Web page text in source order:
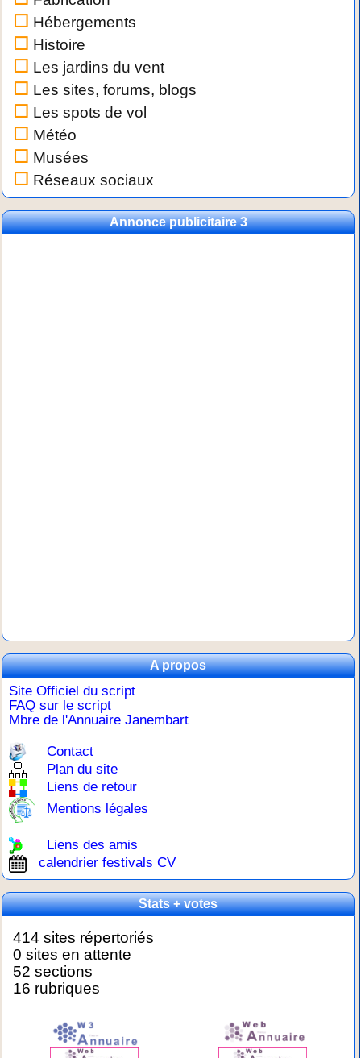
Hébergements
Histoire
Les jardins du vent
Les sites, forums, blogs
Les spots de vol
Météo
Musées
Réseaux sociaux
Annonce publicitaire 3
A propos
Site Officiel du script
FAQ sur le script
Mbre de l'Annuaire Janembart
Contact
Plan du site
Liens de retour
Mentions légales
Liens des amis
calendrier festivals CV
Stats + votes
414 sites répertoriés
0 sites en attente
52 sections
16 rubriques